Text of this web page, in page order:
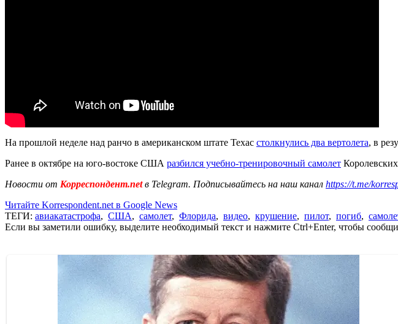
На прошлой неделе над ранчо в американском штате Техас столкнулись два вертолета, в
Ранее в октябре на юго-востоке США разбился учебно-тренировочный самолет
Новости от Корреспондент.netв Telegram. Подписывайтесь на наш канал https://t.me/
Читайте Korrespondent.net в Google News
ТЕГИ: авиакатастрофа, США, самолет, Флорида, видео, крушение, пилот, погиб,
Если вы заметили ошибку, выделите необходимый текст и нажмите Ctrl+Enter, чтобы